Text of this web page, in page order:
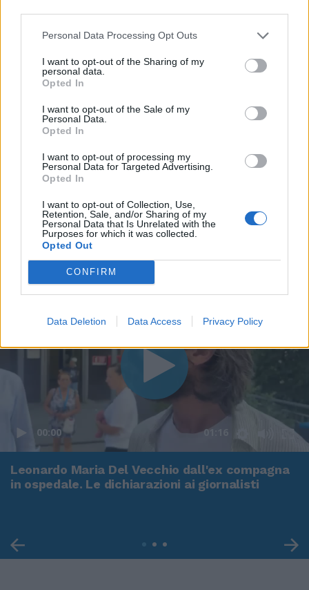
Personal Data Processing Opt Outs
I want to opt-out of the Sharing of my
personal data.
Opted In
I want to opt-out of the Sale of my
Personal Data.
Opted In
I want to opt-out of processing my
Personal Data for Targeted Advertising.
Opted In
I want to opt-out of Collection, Use,
Retention, Sale, and/or Sharing of my
Personal Data that Is Unrelated with the
Purposes for which it was collected.
Opted Out
CONFIRM
Data Deletion Data Access Privacy Policy
00:00 01:16
Leonardo Maria Del Vecchio dall'ex compagna
in ospedale. Le dichiarazioni ai giornalisti